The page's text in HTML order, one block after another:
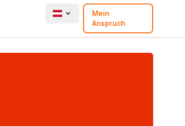
Mein
Anspruch